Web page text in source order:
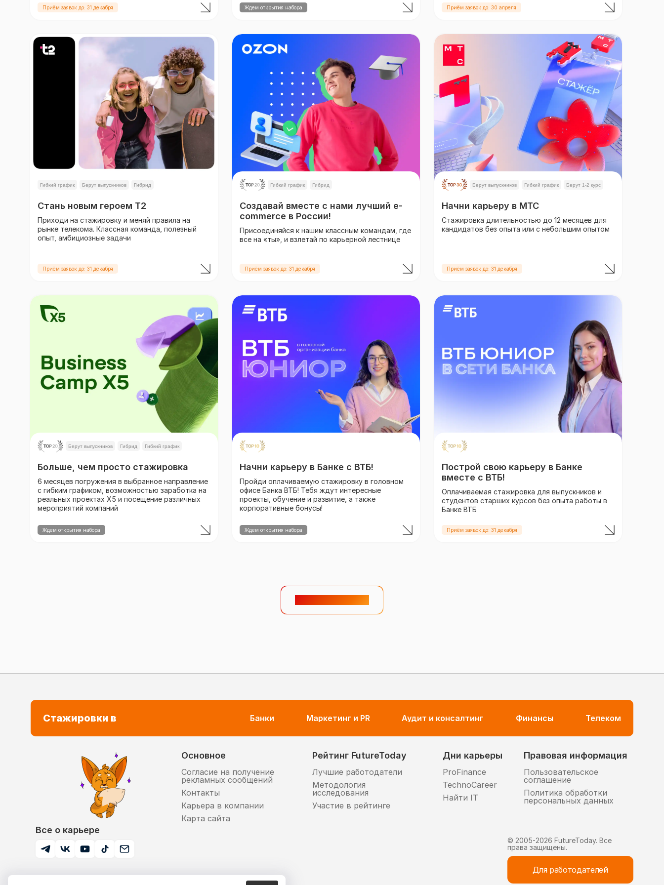
Приём заявок до: 31 декабря Ждем открытия набора Приём заявок до: 30 апреля
Гибкий график Берут выпускников Гибрид
Стань новым героем T2
Приходи на стажировку и меняй правила на
рынке телекома. Классная команда, полезный
опыт, амбициозные задачи
Приём заявок до: 31 декабря
Гибкий график Гибрид
Создавай вместе с нами лучший e-
commerce в России!
Присоединяйся к нашим классным командам, где
все на «ты», и взлетай по карьерной лестнице
Приём заявок до: 31 декабря
Берут выпускников Гибкий график Берут 1-2 курс
Начни карьеру в МТС
Стажировка длительностью до 12 месяцев для
кандидатов без опыта или с небольшим опытом
Приём заявок до: 31 декабря
Берут выпускников Гибрид Гибкий график
Больше, чем просто стажировка
6 месяцев погружения в выбранное направление
с гибким графиком, возможностью заработка на
реальных проектах X5 и посещение различных
мероприятий компаний
Ждем открытия набора
Начни карьеру в Банке с ВТБ!
Пройди оплачиваемую стажировку в головном
офисе Банка ВТБ! Тебя ждут интересные
проекты, обучение и развитие, а также
корпоративные бонусы!
Ждем открытия набора
Построй свою карьеру в Банке
вместе с ВТБ!
Оплачиваемая стажировка для выпускников и
студентов старших курсов без опыта работы в
Банке ВТБ
Приём заявок до: 31 декабря
Стажировки в Банки Маркетинг и PR Аудит и консалтинг Финансы Телеком
Все о карьере
Основное
Согласие на получение
рекламных сообщений
Контакты
Карьера в компании
Карта сайта
Рейтинг FutureToday
Лучшие работодатели
Методология
исследования
Участие в рейтинге
Дни карьеры
ProFinance
TechnoCareer
Найти IT
Правовая информация
Пользовательское
соглашение
Политика обработки
персональных данных
© 2005-2026 FutureToday. Все
права защищены.
Для работодателей